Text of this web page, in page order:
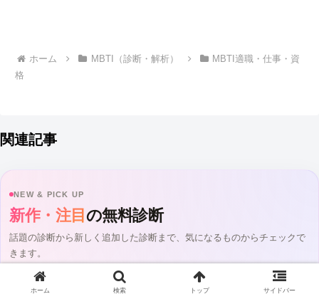
ホーム MBTI（診断・解析）
MBTI適職・仕事・資
格
関連記事
NEW & PICK UP
新作・注目 の無料診断
話題の診断から新しく追加した診断まで、気になるものからチェックで
きます。
ホーム 検索 トップ サイドバー